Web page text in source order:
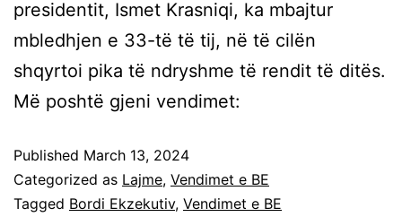
presidentit, Ismet Krasniqi, ka mbajtur
mbledhjen e 33-të të tij, në të cilën
shqyrtoi pika të ndryshme të rendit të ditës.
Më poshtë gjeni vendimet:
Published March 13, 2024
Categorized as Lajme, Vendimet e BE
Tagged Bordi Ekzekutiv, Vendimet e BE